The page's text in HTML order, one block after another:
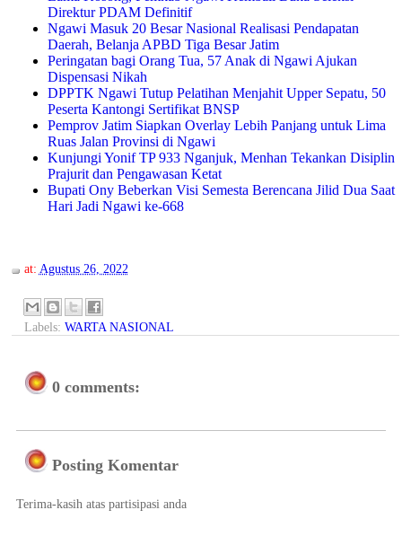
Direktur PDAM Definitif
Ngawi Masuk 20 Besar Nasional Realisasi Pendapatan
Daerah, Belanja APBD Tiga Besar Jatim
Peringatan bagi Orang Tua, 57 Anak di Ngawi Ajukan
Dispensasi Nikah
DPPTK Ngawi Tutup Pelatihan Menjahit Upper Sepatu, 50
Peserta Kantongi Sertifikat BNSP
Pemprov Jatim Siapkan Overlay Lebih Panjang untuk Lima
Ruas Jalan Provinsi di Ngawi
Kunjungi Yonif TP 933 Nganjuk, Menhan Tekankan Disiplin
Prajurit dan Pengawasan Ketat
Bupati Ony Beberkan Visi Semesta Berencana Jilid Dua Saat
Hari Jadi Ngawi ke-668
at: Agustus 26, 2022
Labels: WARTA NASIONAL
0 comments:
Posting Komentar
Terima-kasih atas partisipasi anda